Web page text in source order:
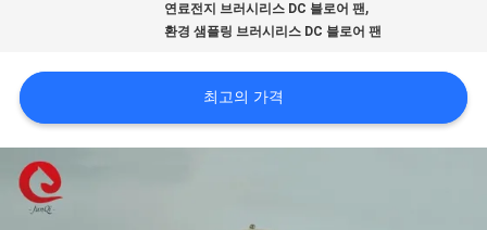
질
관
리
연료전지 브러시리스 DC 블로어 팬,
환경 샘플링 브러시리스 DC 블로어 팬
최고의 가격